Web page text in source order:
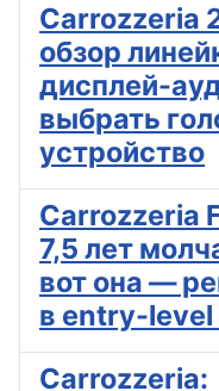
Carrozzeria
обзор
дисплей-
выбрать
устройство
Carrozzeria
7,5 лет
вот она —
в entry-level
Carrozzeria: